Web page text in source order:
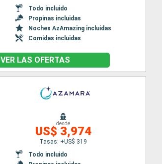
Todo incluido
Propinas incluidas
Noches AzAmazing incluidas
Comidas incluidas
VER LAS OFERTAS
desde
US$ 3,974
Tasas: +US$ 319
Todo incluido